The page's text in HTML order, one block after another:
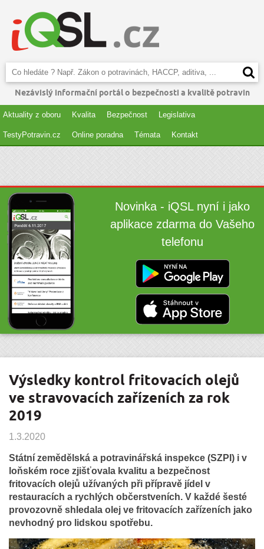
Nezávislý informační portál o bezpečnosti a kvalitě potravin
Aktuality z oboru Kvalita Bezpečnost Legislativa
TestyPotravin.cz Online poradna Témata Kontakt
Novinka - iQSL nyní i jako
aplikace zdarma do Vašeho
telefonu
Výsledky kontrol fritovacích olejů
ve stravovacích zařízeních za rok
2019
1.3.2020
Státní zemědělská a potravinářská inspekce (SZPI) i v
loňském roce zjišťovala kvalitu a bezpečnost
fritovacích olejů užívaných při přípravě jídel v
restauracích a rychlých občerstveních. V každé šesté
provozovně shledala olej ve fritovacích zařízeních jako
nevhodný pro lidskou spotřebu.